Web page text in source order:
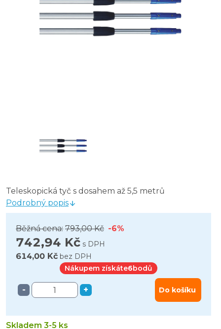
Teleskopická tyč s dosahem až 5,5 metrů
Podrobný popis
Běžná cena: 793,00 Kč -6%
742,94 Kč s DPH
614,00 Kč bez DPH
Nákupem získáte6bodů
- + Do košíku
Skladem 3-5 ks